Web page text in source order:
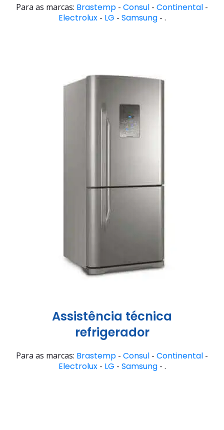
Para as marcas: Brastemp - Consul - Continental -
Electrolux- LG - Samsung- .
Assistência técnica
refrigerador
Para as marcas: Brastemp - Consul - Continental -
Electrolux- LG - Samsung- .